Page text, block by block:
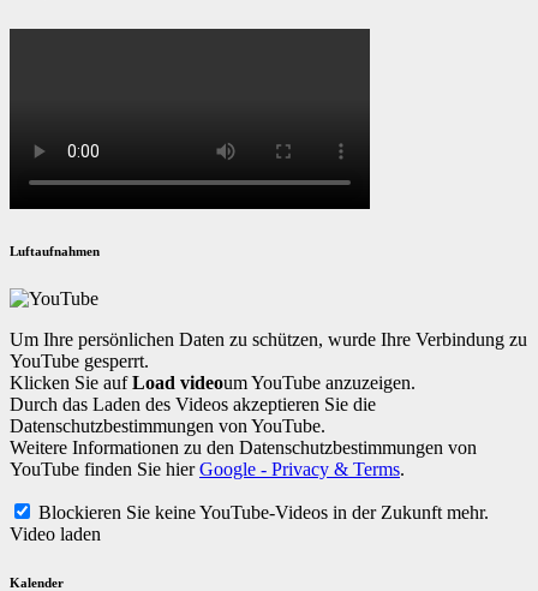
Luftaufnahmen
Um Ihre persönlichen Daten zu schützen, wurde Ihre Verbindung zu
YouTube gesperrt.
Klicken Sie aufLoad videoum YouTube anzuzeigen.
Durch das Laden des Videos akzeptieren Sie die
Datenschutzbestimmungen von YouTube.
Weitere Informationen zu den Datenschutzbestimmungen von
YouTube finden Sie hierGoogle - Privacy & Terms.
Blockieren Sie keine YouTube-Videos in der Zukunft mehr.
Video laden
Kalender